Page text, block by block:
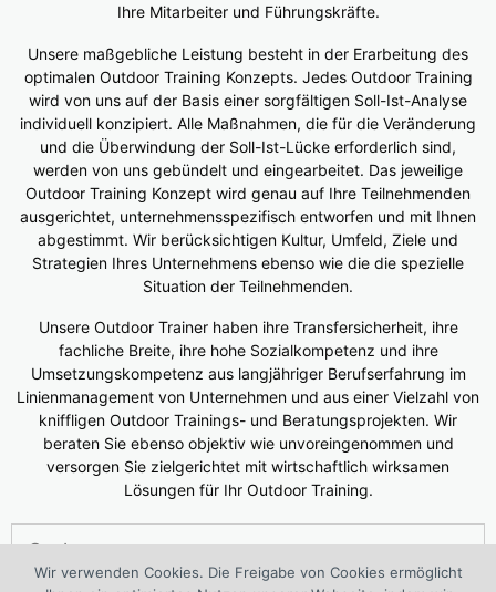
Ihre Mitarbeiter und Führungskräfte.
Unsere maßgebliche Leistung besteht in der Erarbeitung des
optimalen Outdoor Training Konzepts. Jedes Outdoor Training
wird von uns auf der Basis einer sorgfältigen Soll-Ist-Analyse
individuell konzipiert. Alle Maßnahmen, die für die Veränderung
und die Überwindung der Soll-Ist-Lücke erforderlich sind,
werden von uns gebündelt und eingearbeitet. Das jeweilige
Outdoor Training Konzept wird genau auf Ihre Teilnehmenden
ausgerichtet, unternehmensspezifisch entworfen und mit Ihnen
abgestimmt. Wir berücksichtigen Kultur, Umfeld, Ziele und
Strategien Ihres Unternehmens ebenso wie die die spezielle
Situation der Teilnehmenden.
Unsere Outdoor Trainer haben ihre Transfersicherheit, ihre
fachliche Breite, ihre hohe Sozialkompetenz und ihre
Umsetzungskompetenz aus langjähriger Berufserfahrung im
Linienmanagement von Unternehmen und aus einer Vielzahl von
kniffligen Outdoor Trainings- und Beratungsprojekten. Wir
beraten Sie ebenso objektiv wie unvoreingenommen und
versorgen Sie zielgerichtet mit wirtschaftlich wirksamen
Lösungen für Ihr Outdoor Training.
Wir verwenden Cookies. Die Freigabe von Cookies ermöglicht